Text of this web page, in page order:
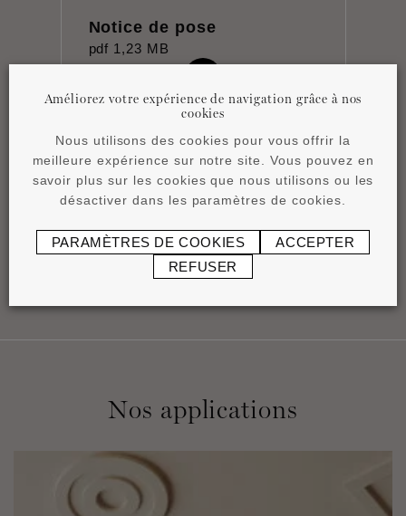
Notice de pose
pdf 1,23 MB
Fiche technique
pdf 0,83 MB
Nos applications
Améliorez votre expérience de navigation grâce à nos
cookies
Nous utilisons des cookies pour vous offrir la
meilleure expérience sur notre site. Vous pouvez en
savoir plus sur les cookies que nous utilisons ou les
désactiver dans les paramètres de cookies.
PARAMÈTRES DE COOKIES
ACCEPTER
REFUSER